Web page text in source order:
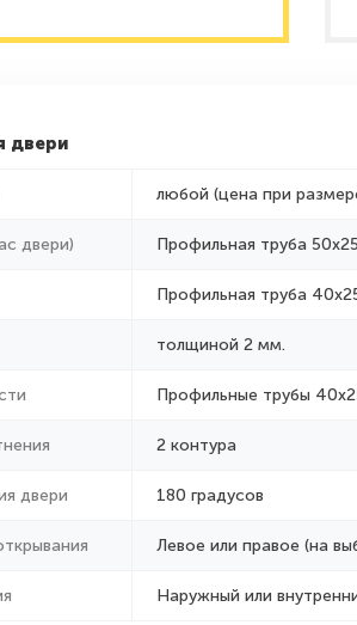
двери
любой (цена при
двери) Профильная труба
Профильная труба
толщиной 2 мм.
Профильные трубы
2 контура
двери 180 градусов
Левое или правое (на
Наружный или